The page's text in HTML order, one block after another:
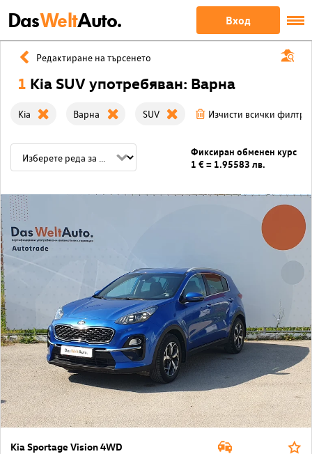
DasWeltAuto. Вход
Редактиране на търсенето
1 Kia SUV употребяван: Варна
Kia Варна SUV Изчисти всички филтри
Фиксиран обменен курс
1 € = 1.95583 лв.
Kia Sportage Vision 4WD